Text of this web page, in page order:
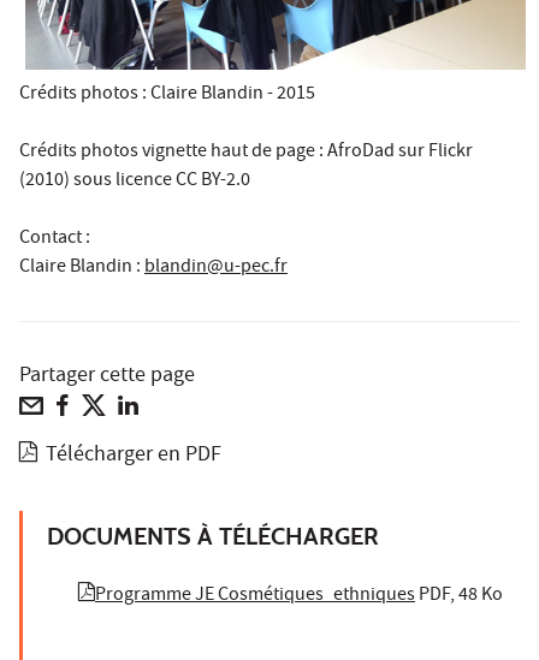
Crédits photos : Claire Blandin - 2015
Crédits photos vignette haut de page : AfroDad sur Flickr
(2010) sous licence CC BY-2.0
Contact :
Claire Blandin :blandin@u-pec.fr
Partager cette page
Télécharger en PDF
DOCUMENTS À TÉLÉCHARGER
Programme JE Cosmétiques_ethniquesPDF, 48 Ko